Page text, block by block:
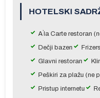
HOTELSKI
A`la Carte restoran
Dečji bazen
Glavni restoran
Peškiri za plažu (ne
Pristup internetu